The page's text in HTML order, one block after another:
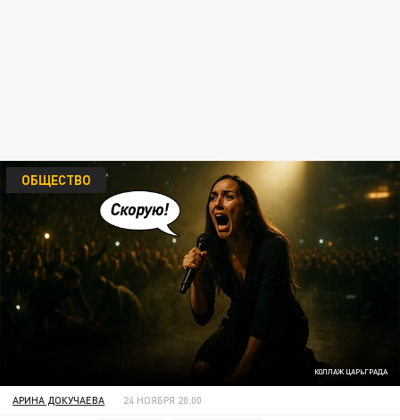
КОЛЛАЖ ЦАРЬГРАДА
ОБЩЕСТВО
АРИНА ДОКУЧАЕВА 24 НОЯБРЯ 20:00